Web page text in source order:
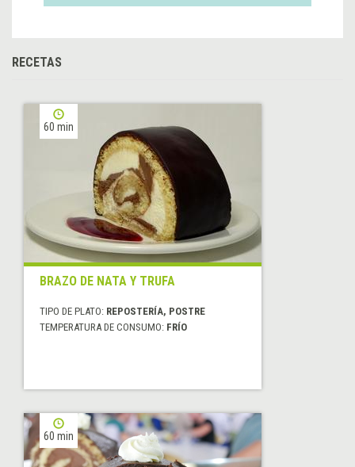
RECETAS
60 min
BRAZO DE NATA Y TRUFA
TIPO DE PLATO: REPOSTERÍA, POSTRE
TEMPERATURA DE CONSUMO: FRÍO
60 min